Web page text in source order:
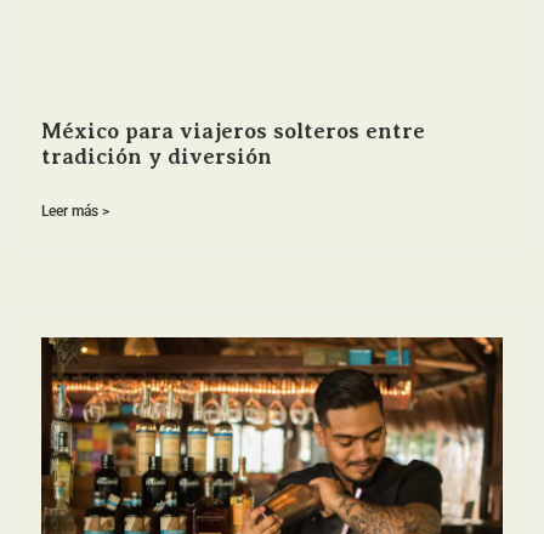
México para viajeros solteros entre
tradición y diversión
Leer más >